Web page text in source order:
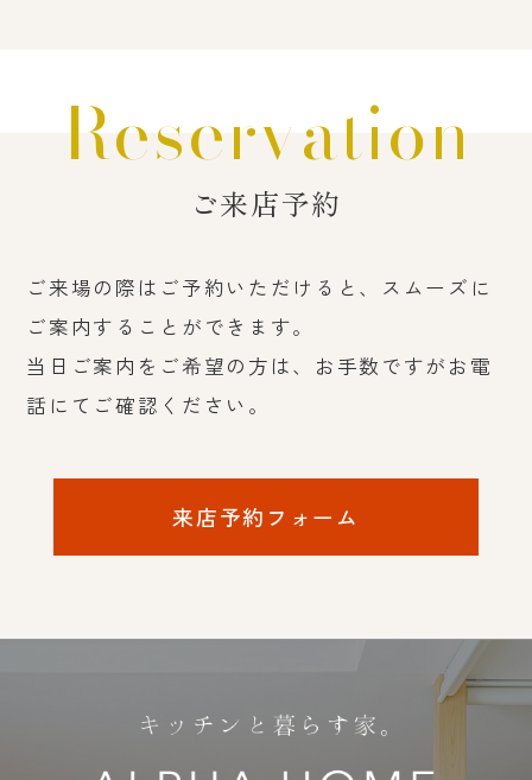
Reservation
ご来店予約
ご来場の際はご予約いただけると、スムーズに
ご案内することができます。
当日ご案内をご希望の方は、お手数ですがお電
話にてご確認ください。
来店予約フォーム